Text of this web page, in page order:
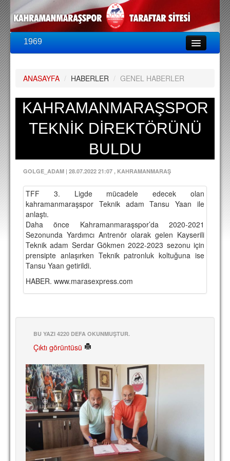
1969
PUAN DURUMU
FİKSTÜR
A TAKIM KADROSU
TEKNİK KADRO
TRANSFERLER
TARAFTAR
BİLETLER
DEPLASMAN
LİSANSLI ÜRÜNLER
MULTİMEDYA
FOTOĞRAF & VİDEOLAR
KULÜP
AMBLEM
SPOR TESİSLERİ
YÖNETİM KURULU
PERSONEL
SPONSORLAR
TARİHÇE
ANASAYFA / HABERLER / GENEL HABERLER
KAHRAMANMARAŞSPOR
TEKNİK DİREKTÖRÜNÜ
BULDU
GOLGE_ADAM | 28.07.2022 21:07 , KAHRAMANMARAŞ
TFF 3. Ligde mücadele edecek olan
kahramanmaraşspor Teknik adam Tansu Yaan ile
anlaştı.
Daha önce Kahramanmaraşspor’da 2020-2021
Sezonunda Yardımcı Antrenör olarak gelen Kayserili
Teknik adam Serdar Gökmen 2022-2023 sezonu için
prensipte anlaşırken Teknik patronluk koltuğuna ise
Tansu Yaan getirildi.
HABER. www.marasexpress.com
BU YAZI 4220 DEFA OKUNMUŞTUR.
Çıktı görüntüsü